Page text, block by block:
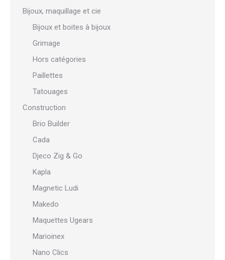
Bijoux, maquillage et cie
Bijoux et boites à bijoux
Grimage
Hors catégories
Paillettes
Tatouages
Construction
Brio Builder
Cada
Djeco Zig & Go
Kapla
Magnetic Ludi
Makedo
Maquettes Ugears
Marioinex
Nano Clics